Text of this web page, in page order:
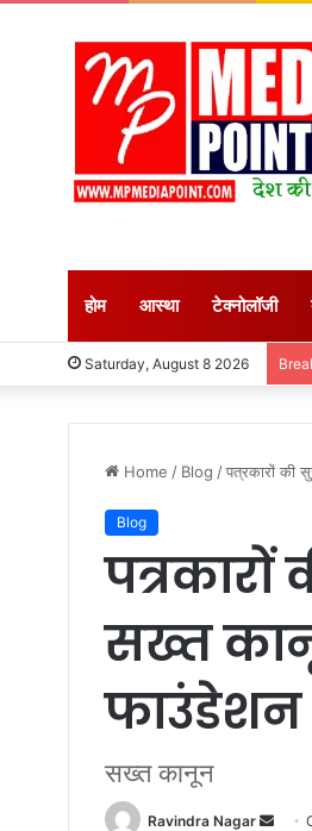
होम आस्था टेक्नोलॉजी
Saturday, August 8 2026
Home / Blog /पत्रकारों की
Blog
सख्त
फाउंडेशन
सख्त कानून
Ravindra Nagar